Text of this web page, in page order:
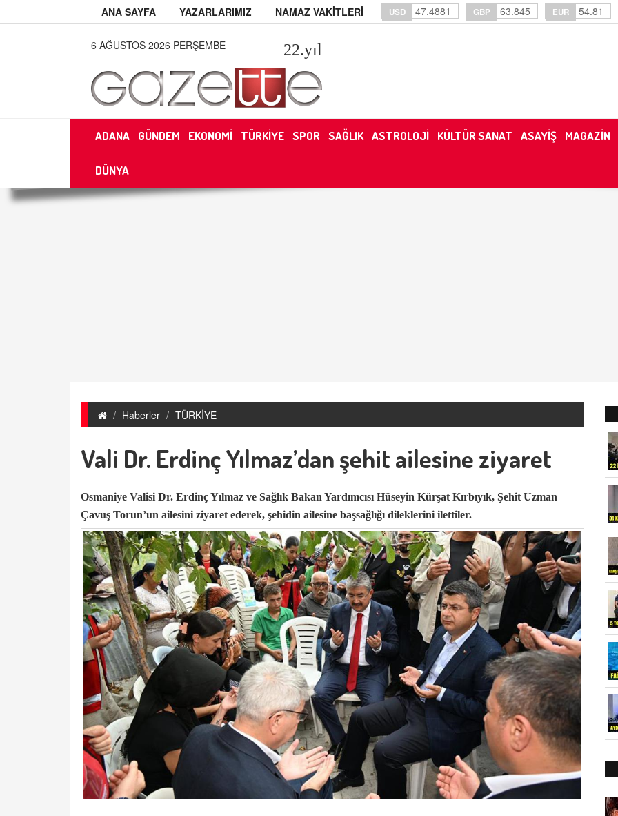
ANA SAYFA YAZARLARIMIZ NAMAZ VAKİTLERİ USD 47.4881 GBP 63.845 EUR 54.81
6 AĞUSTOS 2026 PERŞEMBE 22.yıl
ADANA GÜNDEM EKONOMİ TÜRKİYE SPOR SAĞLIK ASTROLOJİ KÜLTÜR SANAT ASAYİŞ MAGAZİN
DÜNYA
Haberler TÜRKİYE
Vali Dr. Erdinç Yılmaz’dan şehit ailesine ziyaret
Osmaniye Valisi Dr. Erdinç Yılmaz ve Sağlık Bakan Yardımcısı Hüseyin Kürşat Kırbıyık, Şehit Uzman
Çavuş Torun’un ailesini ziyaret ederek, şehidin ailesine başsağlığı dileklerini ilettiler.